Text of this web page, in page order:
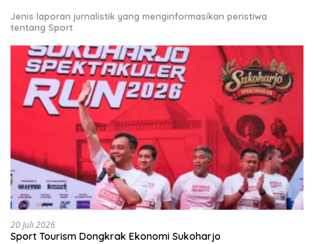
Jenis laporan jurnalistik yang menginformasikan peristiwa
tentang Sport
20 Juli 2026
Sport Tourism Dongkrak Ekonomi Sukoharjo